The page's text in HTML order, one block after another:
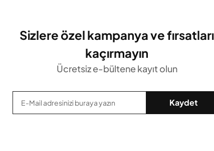
Sizlere özel kampanya ve fırsatları
kaçırmayın
Ücretsiz e-bültene kayıt olun
Kaydet